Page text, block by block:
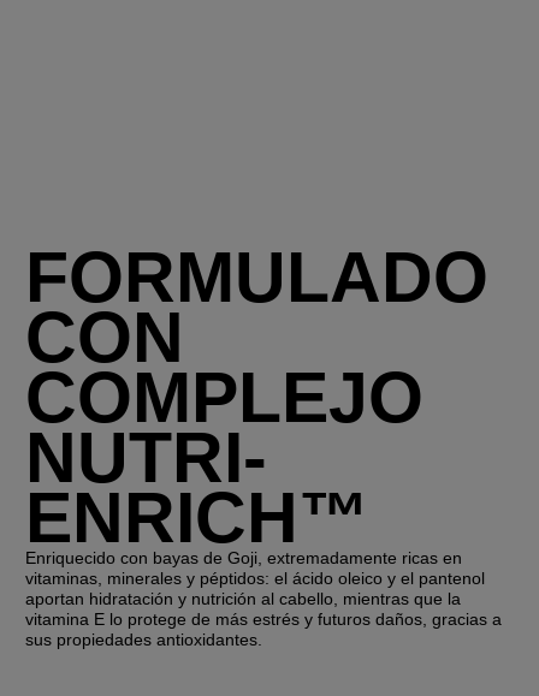
FORMULADO
CON
COMPLEJO
NUTRI-
ENRICH™
Enriquecido con bayas de Goji, extremadamente ricas en
vitaminas, minerales y péptidos: el ácido oleico y el pantenol
aportan hidratación y nutrición al cabello, mientras que la
vitamina E lo protege de más estrés y futuros daños, gracias a
sus propiedades antioxidantes.